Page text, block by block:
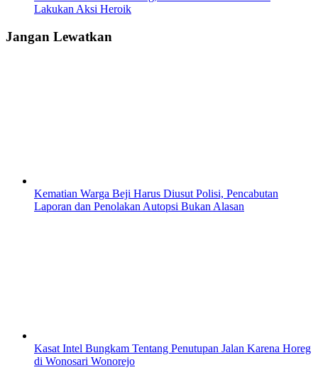
Lakukan Aksi Heroik
Jangan Lewatkan
Kematian Warga Beji Harus Diusut Polisi, Pencabutan
Laporan dan Penolakan Autopsi Bukan Alasan
Kasat Intel Bungkam Tentang Penutupan Jalan Karena Horeg
di Wonosari Wonorejo